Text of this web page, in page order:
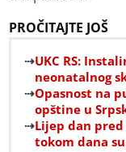
PROČITAJTE JOŠ
UKC RS:
neonatalnog
Opasnost na
opštine u
Lijep dan
tokom dana